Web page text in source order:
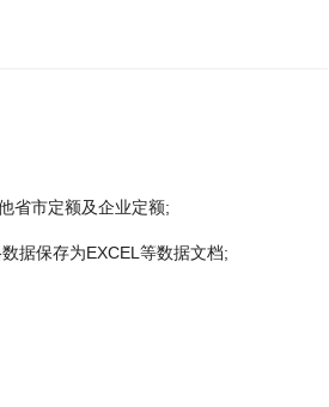
省市定额及企业定额;
据保存为EXCEL等数据文档;